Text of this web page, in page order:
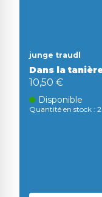
junge traudl
Dans la
10,50 €
Disponible
Quantité en stock : 2